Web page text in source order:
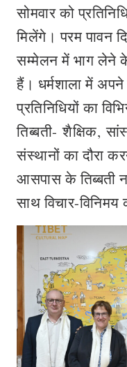
सोमवार को
मिलेंगे। परम पावन
सम्मेलन में भाग लेने के
हैं। धर्मशाला में अपने
प्रतिनिधियों का
तिब्बती- शैक्षिक,
संस्थानों का दौरा
आसपास के तिब्बती
साथ विचार-